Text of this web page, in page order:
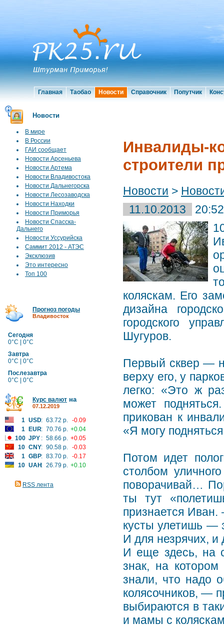
Главная Таобао Новости Справочник Попутчик
Новости
В мире
В России
ГАИ сообщает
Новости Арсеньева
Новости Артема
Новости Владивостока
Новости Дальнегорска
Новости Лесозаводска
Новости Находки
Новости Приморья
Новости Спасска-
Дальнего
Новости Уссурийска
Саммит 2012 - АТЭС
Эксклюзив
Это интересно
Топ 100
Прогноз погоды
Владивосток
Сегодня
0°C | 0°C
Завтра
0°C | 0°C
Послезавтра
0°C | 0°C
Курс валют на
07.12.2019
1 USD: 63.72 р. -0.09
1
EUR: 70.76 р. +0.04
100 JPY : 58.66 р. +0.05
10 CNY: 90.58 р. -0.03
1 GBP: 83.70 р. -0.17
10 UAH: 26.79 р. +0.10
RSS лента
Инвалиды-
строители
Новости >
11.10.2013
20:52
коляскам. Его
дизайна
городского
Шугуров.
Первый сквер —
верху его, у
легко: «Это ж
может
прикован к
«Я могу
Потом идет
столбом
поворачивай…
ты тут
признается
кусты улетишь —
И для незрячих, и
И еще здесь, на
знак, на
знали, что надо
колясочников, —
выбираются в
и мамы с